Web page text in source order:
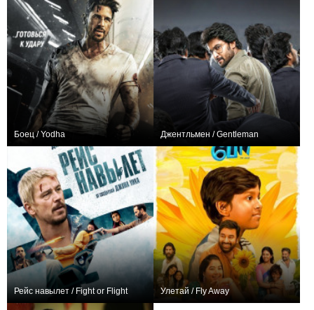
Боец / Yodha Джентльмен / Gentleman
Рейс навылет / Fight or Flight Улетай / Fly Away